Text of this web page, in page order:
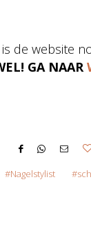
de website
GA NAAR
Nagelstylist